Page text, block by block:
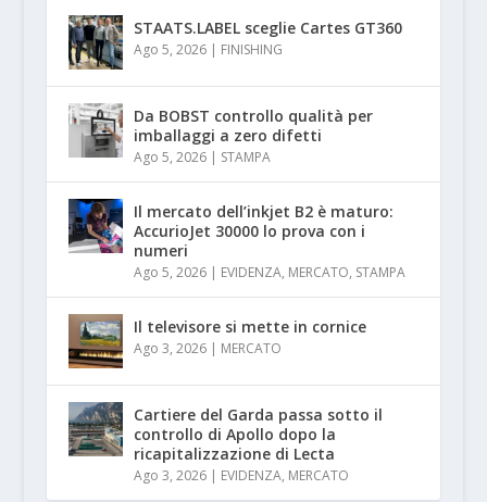
STAATS.LABEL sceglie Cartes GT360
Ago 5, 2026| FINISHING
Da BOBST controllo qualità per
imballaggi a zero difetti
Ago 5, 2026| STAMPA
Il mercato dell’inkjet B2 è maturo:
AccurioJet 30000 lo prova con i
numeri
Ago 5, 2026| EVIDENZA, MERCATO, STAMPA
Il televisore si mette in cornice
Ago 3, 2026| MERCATO
Cartiere del Garda passa sotto il
controllo di Apollo dopo la
ricapitalizzazione di Lecta
Ago 3, 2026| EVIDENZA, MERCATO